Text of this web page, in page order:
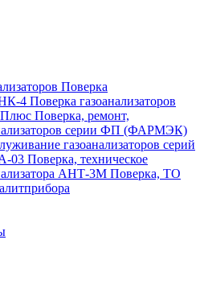
Поверка
4 Поверка газоанализаторов
Поверка, ремонт,
серии ФП (ФАРМЭК)
газоанализаторов серий
03 Поверка, техническое
АНТ-3М Поверка, ТО